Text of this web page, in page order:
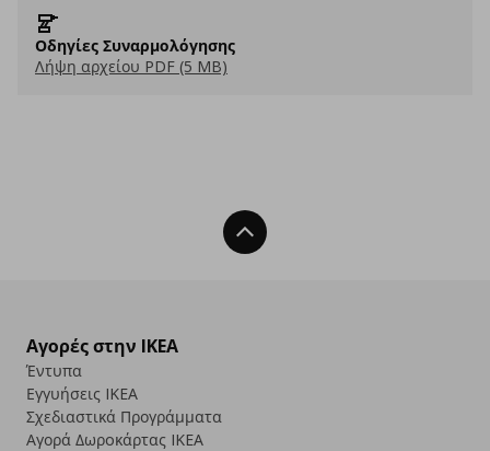
Οδηγίες Συναρμολόγησης
Λήψη αρχείου PDF (5 MB)
Back To Top
Αγορές στην IKEA
Έντυπα
Εγγυήσεις IKEA
Σχεδιαστικά Προγράμματα
Αγορά Δωρoκάρτας IKEA